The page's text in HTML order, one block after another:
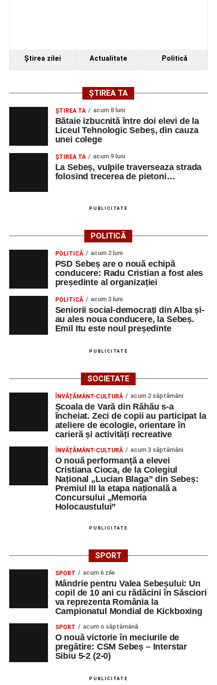
Ştirea zilei Actualitate Politică
ȘTIREA TA
ŞTIREA TA acum 8 luni
Bătaie izbucnită între doi elevi de la
Liceul Tehnologic Sebeș, din cauza
unei colege
ŞTIREA TA acum 9 luni
La Sebeș, vulpile traverseaza strada
folosind trecerea de pietoni…
PUBLICITATE
POLITICĂ
POLITICĂ acum 2 luni
PSD Sebeș are o nouă echipă
conducere: Radu Cristian a fost ales
președinte al organizației
POLITICĂ acum 3 luni
Seniorii social-democrați din Alba și-
au ales noua conducere, la Sebeș.
Emil Itu este noul președinte
PUBLICITATE
SOCIETATE
ÎNVĂȚĂMÂNT-CULTURĂ acum 2 săptămâni
Școala de Vară din Răhău s-a
încheiat. Zeci de copii au participat la
ateliere de ecologie, orientare în
carieră și activități recreative
ÎNVĂȚĂMÂNT-CULTURĂ acum 3 săptămâni
O nouă performanță a elevei
Cristiana Cioca, de la Colegiul
Național „Lucian Blaga” din Sebeș:
Premiul III la etapa națională a
Concursului „Memoria
Holocaustului”
PUBLICITATE
SPORT
SPORT acum 6 zile
Mândrie pentru Valea Sebeșului: Un
copil de 10 ani cu rădăcini în Săsciori
va reprezenta România la
Campionatul Mondial de Kickboxing
SPORT acum o săptămână
O nouă victorie în meciurile de
pregătire: CSM Sebeș – Interstar
Sibiu 5-2 (2-0)
PUBLICITATE